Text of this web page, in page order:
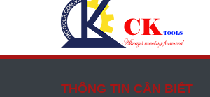
THÔNG TIN CẦN BIẾT